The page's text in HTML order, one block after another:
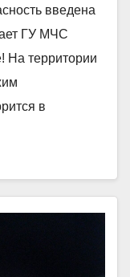
введена
ГУ МЧС
На территории
в